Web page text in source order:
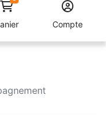
Compte